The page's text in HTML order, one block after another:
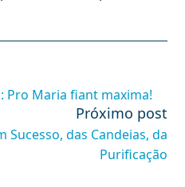
Pro Maria fiant maxima!
Próximo post
Sucesso, das Candeias, da
Purificação